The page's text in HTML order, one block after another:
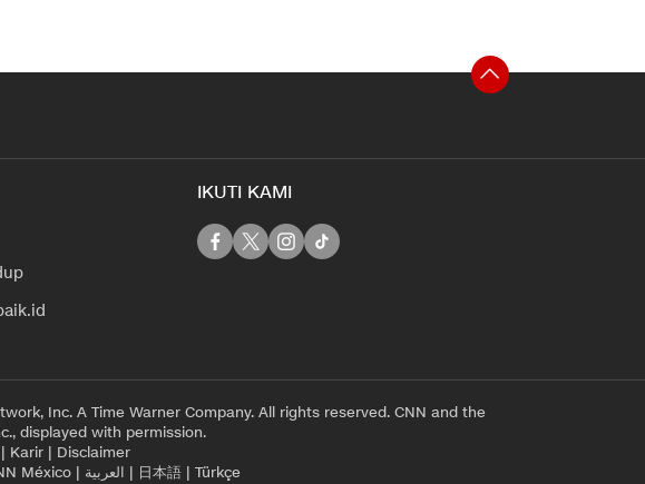
IKUTI KAMI
Inc. A Time Warner Company. All rights reserved. CNN and the
displayed with permission.
| Karir | Disclaimer
México| العربية | 日本語| Türkçe